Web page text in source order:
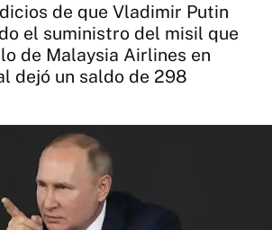
de que Vladimir Putin
el suministro del misil que
de Malaysia Airlines en
dejó un saldo de 298